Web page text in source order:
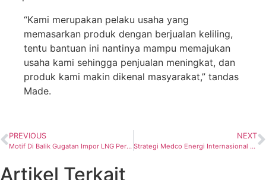
“Kami merupakan pelaku usaha yang
memasarkan produk dengan berjualan keliling,
tentu bantuan ini nantinya mampu memajukan
usaha kami sehingga penjualan meningkat, dan
produk kami makin dikenal masyarakat,” tandas
Made.
PREVIOUS
Motif Di Balik Gugatan Impor LNG Pertamina. Ini Kata Pengamat
NEXT
Strategi Medco Energi Internasional Menuju Net Zero Emission
Artikel Terkait